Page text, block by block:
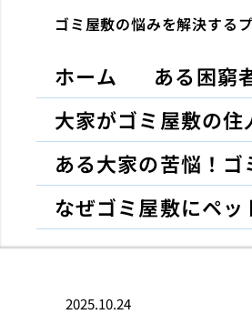
ゴミ屋敷の悩みを解決する
ホーム ある困窮
大家がゴミ屋敷の
ある大家の苦悩！
なぜゴミ屋敷にペ
2025.10.24